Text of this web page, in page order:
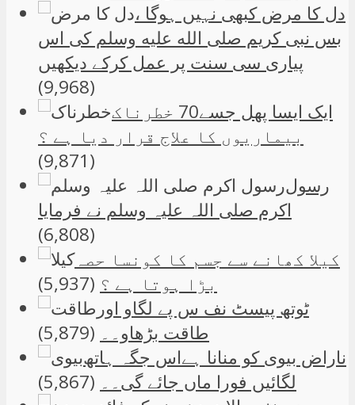
دل کا مرض کبھی نہیں ہوگا ،
بس نبی کریم صلی الله علیه وسلم کی اس
پیاری سی سنت پر عمل کرکے دیکھیں
(9,968)
ایک ایسا پھل جسے70 خطرناک
بیماریوں کا علاج قرار دیا ہے ؟
(9,871)
رسول
اکرم صلی اللہ علیہ وسلم نے فرمایا
(6,808)
کیلا کھانے سے جسم کا کونسا حصہ
بڑا ہوتا ہے ؟ (5,937)
ٹوتھ پیسٹ نف س پے لگاو اور
طاقت بڑھاو۔۔ (5,879)
ناراض بیوی کو منانا ہےاس جگہ ہاتھ
لگائیں فورا ماں جائے گی۔۔ (5,867)